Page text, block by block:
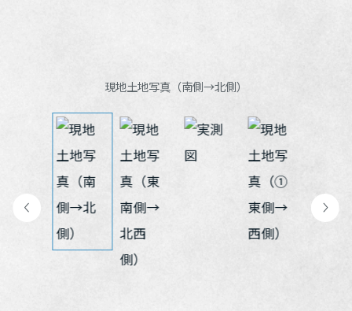
デザイナーズギャラリー
インテリア
住まいづくりガイド
買う
分譲住宅（建売・土地）検索
土地活用モデルルーム見学
法人のお客さま
企業不動産活用（CRE）戦略
リフォームの流れ
リフォームメニュー
リフォーム事例
事業用
事業用リノベーション
分譲マンション開発事業
収益不動産・投資開発事業
建築再生事業
サポートメニュー
住まいるりんぐ（ロングサポート）
アフターメンテナンス
業・IR情報
企業・IR
ニュース
MISAWAについて
展示場・イベント情報
カタログ請求
住まいのご相談
現地土地写真（南側→北側）